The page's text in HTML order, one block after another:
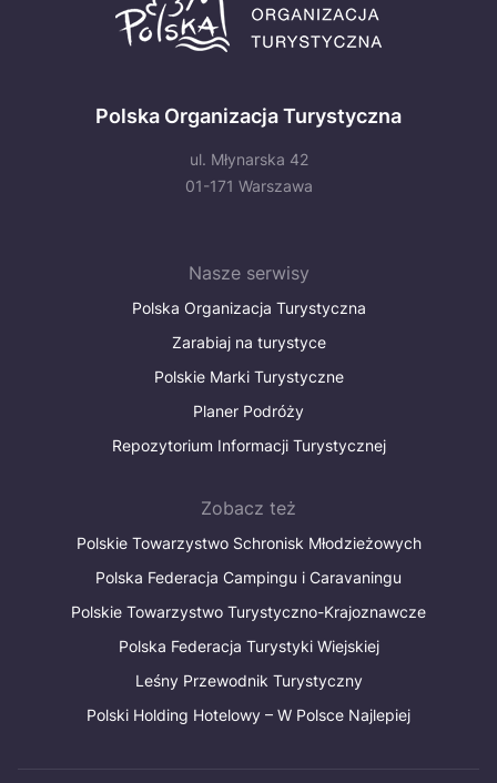
Polska Organizacja Turystyczna
ul. Młynarska 42
01-171 Warszawa
Nasze serwisy
Polska Organizacja Turystyczna
Zarabiaj na turystyce
Polskie Marki Turystyczne
Planer Podróży
Repozytorium Informacji Turystycznej
Zobacz też
Polskie Towarzystwo Schronisk Młodzieżowych
Polska Federacja Campingu i Caravaningu
Polskie Towarzystwo Turystyczno-Krajoznawcze
Polska Federacja Turystyki Wiejskiej
Leśny Przewodnik Turystyczny
Polski Holding Hotelowy – W Polsce Najlepiej